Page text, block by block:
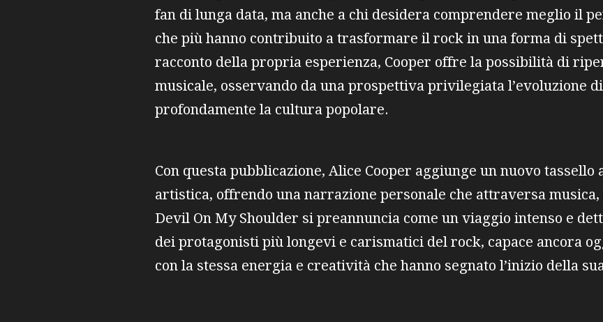
fan di lunga data, ma anche a chi desidera comprendere meglio il
che più hanno contribuito a trasformare il rock in una forma di
racconto della propria esperienza, Cooper offre la possibilità di
musicale, osservando da una prospettiva privilegiata l’evoluzione
profondamente la cultura popolare.
Con questa pubblicazione, Alice Cooper aggiunge un nuovo
artistica, offrendo una narrazione personale che attraversa
Devil On My Shoulder si preannuncia come un viaggio intenso e
dei protagonisti più longevi e carismatici del rock, capace ancora
con la stessa energia e creatività che hanno segnato l’inizio della